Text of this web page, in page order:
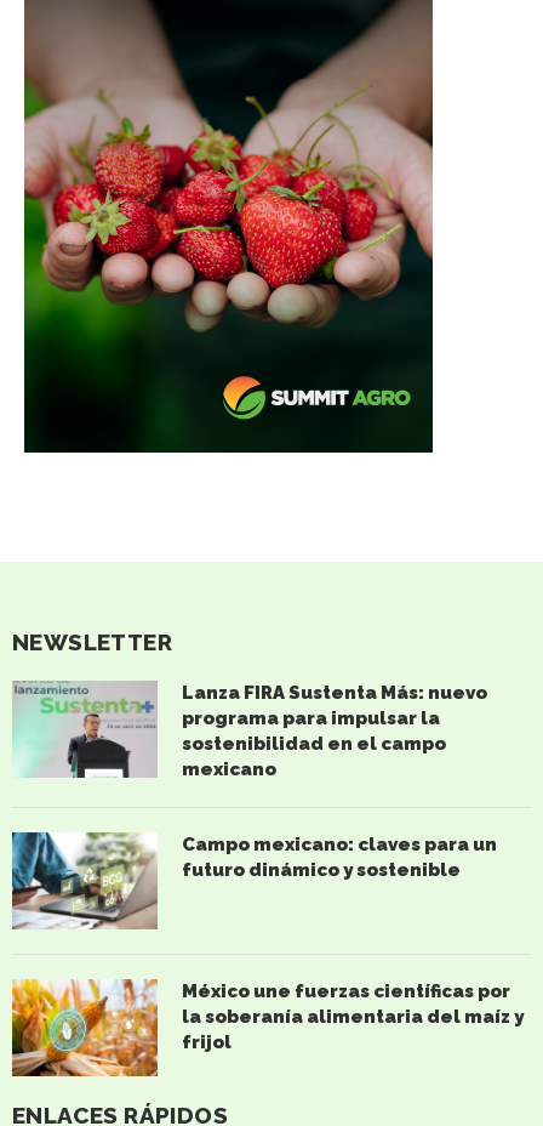
ENLACES RÁPIDOS
NEWSLETTER
Lanza FIRA Sustenta Más: nuevo
programa para impulsar la
sostenibilidad en el campo
mexicano
Campo mexicano: claves para un
futuro dinámico y sostenible
México une fuerzas científicas por
la soberanía alimentaria del maíz y
frijol